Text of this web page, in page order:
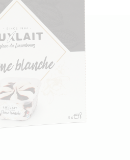
Geschichte
Werte
Direktion
Stellenangebot
Rezepte
Zertifizierungen
Kontaktieren Sie uns